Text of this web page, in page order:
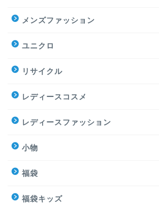
メンズファッション
ユニクロ
リサイクル
レディースコスメ
レディースファッション
小物
福袋
福袋キッズ